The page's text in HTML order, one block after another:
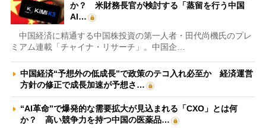
か？ 米財務長官が検討する「蒸留を行う中国
AI…
中国経済に精通する中国株投資の第一人者・田代尚機氏のプレ
ミアム連載「チャイナ・リサーチ」。中国企…
中国経済“予想外の低成長”で政策のテコ入れ必至か 経済運営
方針の修正で成長加速が予想さ…
“AI革命”で爆発的な需要拡大が見込まれる「CXO」とは何
か？ 高い競争力を持つ中国の医薬品…